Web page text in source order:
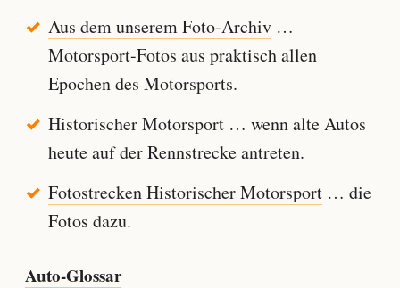
Aus dem unserem Foto-Archiv…
Motorsport-Fotos aus praktisch allen
Epochen des Motorsports.
Historischer Motorsport… wenn alte Autos
heute auf der Rennstrecke antreten.
Fotostrecken Historischer Motorsport… die
Fotos dazu.
Auto-Glossar